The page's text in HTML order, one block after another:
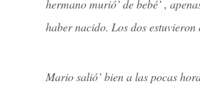
hermano murió’ de bebé’ ,
haber nacido. Los dos estuvieron
Mario salió’ bien a las pocas